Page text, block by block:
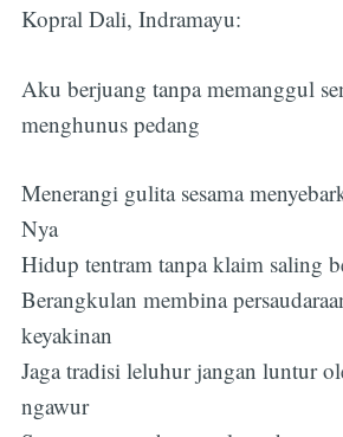
Kopral Dali, Indramayu:
Aku berjuang tanpa memanggul
menghunus pedang
Menerangi gulita sesama
Nya
Hidup tentram tanpa klaim saling
Berangkulan membina
keyakinan
Jaga tradisi leluhur jangan luntur
ngawur